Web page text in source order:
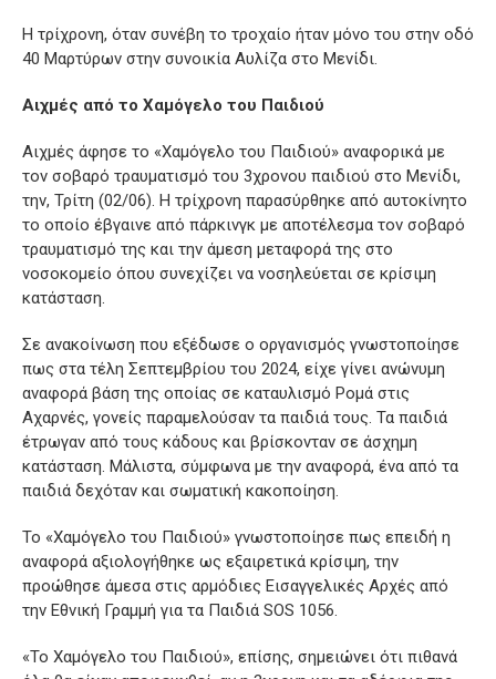
Η τρίχρονη, όταν συνέβη το τροχαίο ήταν μόνο του στην οδό
40 Μαρτύρων στην συνοικία Αυλίζα στο Μενίδι.
Αιχμές από το Χαμόγελο του Παιδιού
Αιχμές άφησε το «Χαμόγελο του Παιδιού» αναφορικά με
τον σοβαρό τραυματισμό του 3χρονου παιδιού στο Μενίδι,
την, Τρίτη (02/06). Η τρίχρονη παρασύρθηκε από αυτοκίνητο
το οποίο έβγαινε από πάρκινγκ με αποτέλεσμα τον σοβαρό
τραυματισμό της και την άμεση μεταφορά της στο
νοσοκομείο όπου συνεχίζει να νοσηλεύεται σε κρίσιμη
κατάσταση.
Σε ανακοίνωση που εξέδωσε ο οργανισμός γνωστοποίησε
πως στα τέλη Σεπτεμβρίου του 2024, είχε γίνει ανώνυμη
αναφορά βάση της οποίας σε καταυλισμό Ρομά στις
Αχαρνές, γονείς παραμελούσαν τα παιδιά τους. Τα παιδιά
έτρωγαν από τους κάδους και βρίσκονταν σε άσχημη
κατάσταση. Μάλιστα, σύμφωνα με την αναφορά, ένα από τα
παιδιά δεχόταν και σωματική κακοποίηση.
Το «Χαμόγελο του Παιδιού» γνωστοποίησε πως επειδή η
αναφορά αξιολογήθηκε ως εξαιρετικά κρίσιμη, την
προώθησε άμεσα στις αρμόδιες Εισαγγελικές Αρχές από
την Εθνική Γραμμή για τα Παιδιά SOS 1056.
«Το Χαμόγελο του Παιδιού», επίσης, σημειώνει ότι πιθανά